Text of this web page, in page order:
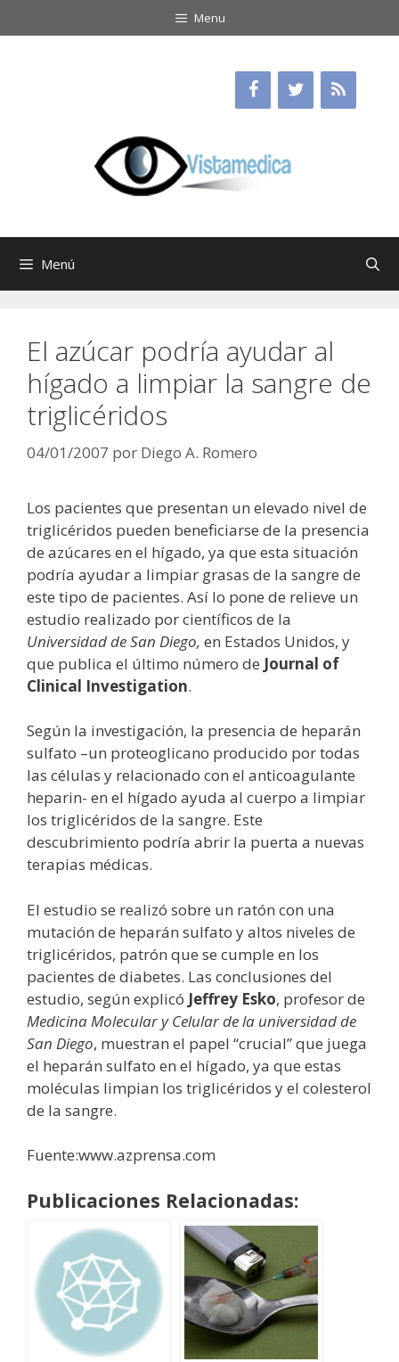
al
Menu
Menú
El azúcar podría ayudar al
hígado a limpiar la sangre de
triglicéridos
04/01/2007 por Diego A. Romero
Los pacientes que presentan un elevado nivel de
triglicéridos pueden beneficiarse de la presencia
de azúcares en el hígado, ya que esta situación
podría ayudar a limpiar grasas de la sangre de
este tipo de pacientes. Así lo pone de relieve un
estudio realizado por científicos de la
Universidad de San Diego, en Estados Unidos, y
que publica el último número de Journal of
Clinical Investigation.
Según la investigación, la presencia de heparán
sulfato –un proteoglicano producido por todas
las células y relacionado con el anticoagulante
heparin- en el hígado ayuda al cuerpo a limpiar
los triglicéridos de la sangre. Este
descubrimiento podría abrir la puerta a nuevas
terapias médicas.
El estudio se realizó sobre un ratón con una
mutación de heparán sulfato y altos niveles de
triglicéridos, patrón que se cumple en los
pacientes de diabetes. Las conclusiones del
estudio, según explicó Jeffrey Esko, profesor de
Medicina Molecular y Celular de la universidad de
San Diego, muestran el papel “crucial” que juega
el heparán sulfato en el hígado, ya que estas
moléculas limpian los triglicéridos y el colesterol
de la sangre.
Fuente:www.azprensa.com
Publicaciones Relacionadas: